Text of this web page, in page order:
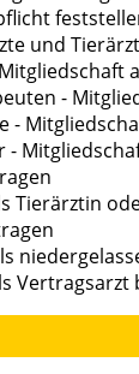
und
-
-
Tierärztin
Vertragsarzt